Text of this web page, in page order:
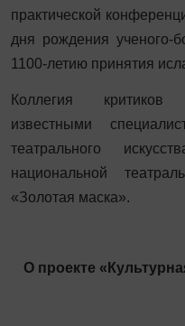
практической
дня рождения ученого-
1100-летию принятия
Коллегия критиков
известными
театрального
национальной
«Золотая маска».
О проекте